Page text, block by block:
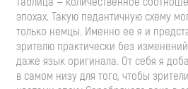
эпохах. Такую педантичную схему
только немцы. Именно ее я и
зрителю практически без
даже язык оригинала. От себя я
в самом низу для того, чтобы